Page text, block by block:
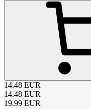
14.48 EUR
14.48 EUR
19.99 EUR